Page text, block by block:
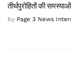
तीर्थपुरोहितों की
by Page 3 News